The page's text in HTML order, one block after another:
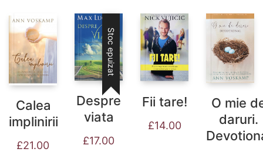
Calea
implinirii
£21.00
Stoc epuizat
Despre
viata
£17.00
Fii tare!
£14.00
O mie
daruri.